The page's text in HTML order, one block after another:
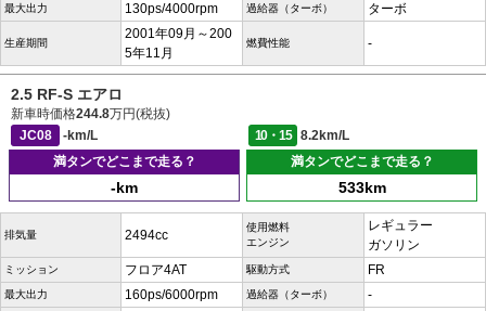
最大出力 130ps/4000rpm 過給器（ターボ） ターボ
生産期間
2001年09月～200
5年11月
燃費性能 -
2.5 RF-S エアロ
新車時価格244.8万円(税抜)
JC08
-km/L 10・15
8.2km/L
満タンでどこまで走る？
-km
満タンでどこまで走る？
533km
排気量 2494cc
使用燃料
エンジン
レギュラー
ガソリン
ミッション フロア4AT 駆動方式 FR
最大出力 160ps/6000rpm 過給器（ターボ） -